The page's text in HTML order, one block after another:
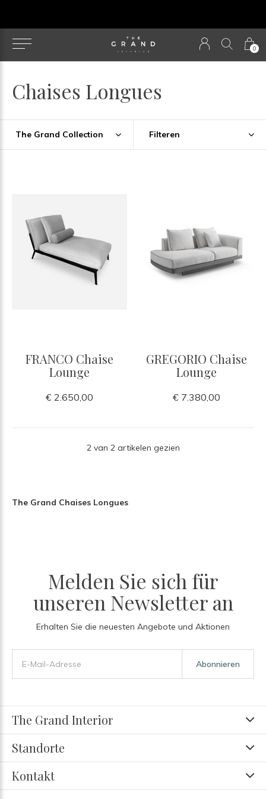
0
Chaises Longues
The Grand Collection Filteren
FRANCO Chaise
Lounge
€ 2.650,00
GREGORIO Chaise
Lounge
€ 7.380,00
2 van 2 artikelen gezien
The Grand Chaises Longues
Melden Sie sich für
unseren Newsletter an
Erhalten Sie die neuesten Angebote und Aktionen
Abonnieren
The Grand Interior
Standorte
Kontakt